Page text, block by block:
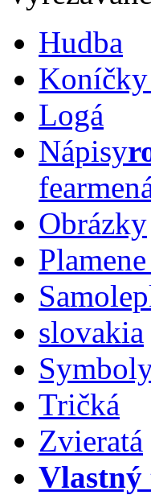
Hudba
Logá
Nápisy
fear
Obrázky
slovakia
Tričká
Zvieratá
Vlastný